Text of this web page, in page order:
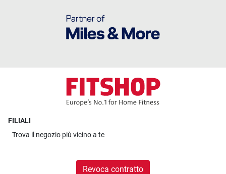
FILIALI
Trova il negozio più vicino a te
Revoca contratto